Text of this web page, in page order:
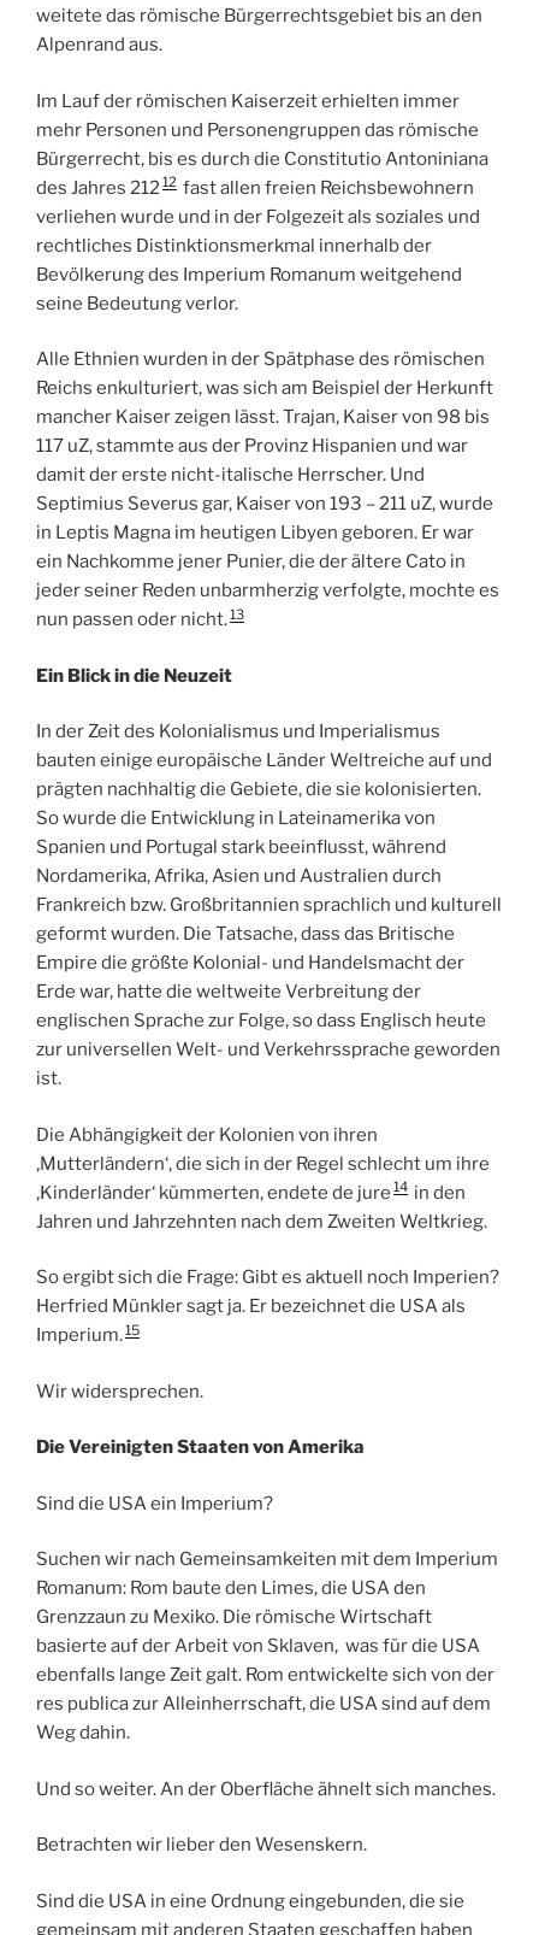
weitete das römische Bürgerrechtsgebiet bis an den
Alpenrand aus.
Im Lauf der römischen Kaiserzeit erhielten immer
mehr Personen und Personengruppen das römische
Bürgerrecht, bis es durch die Constitutio Antoniniana
des Jahres 21212 fast allen freien Reichsbewohnern
verliehen wurde und in der Folgezeit als soziales und
rechtliches Distinktionsmerkmal innerhalb der
Bevölkerung des Imperium Romanum weitgehend
seine Bedeutung verlor.
Alle Ethnien wurden in der Spätphase des römischen
Reichs enkulturiert, was sich am Beispiel der Herkunft
mancher Kaiser zeigen lässt. Trajan, Kaiser von 98 bis
117 uZ, stammte aus der Provinz Hispanien und war
damit der erste nicht-italische Herrscher. Und
Septimius Severus gar, Kaiser von 193 – 211 uZ, wurde
in Leptis Magna im heutigen Libyen geboren. Er war
ein Nachkomme jener Punier, die der ältere Cato in
jeder seiner Reden unbarmherzig verfolgte, mochte es
nun passen oder nicht.13
Ein Blick in die Neuzeit
In der Zeit des Kolonialismus und Imperialismus
bauten einige europäische Länder Weltreiche auf und
prägten nachhaltig die Gebiete, die sie kolonisierten.
So wurde die Entwicklung in Lateinamerika von
Spanien und Portugal stark beeinflusst, während
Nordamerika, Afrika, Asien und Australien durch
Frankreich bzw. Großbritannien sprachlich und kulturell
geformt wurden. Die Tatsache, dass das Britische
Empire die größte Kolonial- und Handelsmacht der
Erde war, hatte die weltweite Verbreitung der
englischen Sprache zur Folge, so dass Englisch heute
zur universellen Welt- und Verkehrssprache geworden
ist.
Die Abhängigkeit der Kolonien von ihren
‚Mutterländern‘, die sich in der Regel schlecht um ihre
‚Kinderländer‘ kümmerten, endete de jure 14 in den
Jahren und Jahrzehnten nach dem Zweiten Weltkrieg.
So ergibt sich die Frage: Gibt es aktuell noch Imperien?
Herfried Münkler sagt ja. Er bezeichnet die USA als
Imperium.15
Wir widersprechen.
Die Vereinigten Staaten von Amerika
Sind die USA ein Imperium?
Suchen wir nach Gemeinsamkeiten mit dem Imperium
Romanum: Rom baute den Limes, die USA den
Grenzzaun zu Mexiko. Die römische Wirtschaft
basierte auf der Arbeit von Sklaven, was für die USA
ebenfalls lange Zeit galt. Rom entwickelte sich von der
res publica zur Alleinherrschaft, die USA sind auf dem
Weg dahin.
Und so weiter. An der Oberfläche ähnelt sich manches.
Betrachten wir lieber den Wesenskern.
Sind die USA in eine Ordnung eingebunden, die sie
gemeinsam mit anderen Staaten geschaffen haben